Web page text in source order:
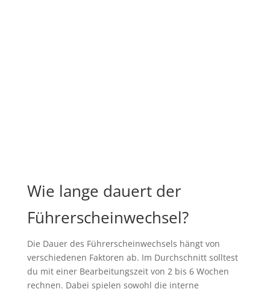
Wie lange dauert der
Führerscheinwechsel?
Die Dauer des Führerscheinwechsels hängt von
verschiedenen Faktoren ab. Im Durchschnitt solltest
du mit einer Bearbeitungszeit von 2 bis 6 Wochen
rechnen. Dabei spielen sowohl die interne